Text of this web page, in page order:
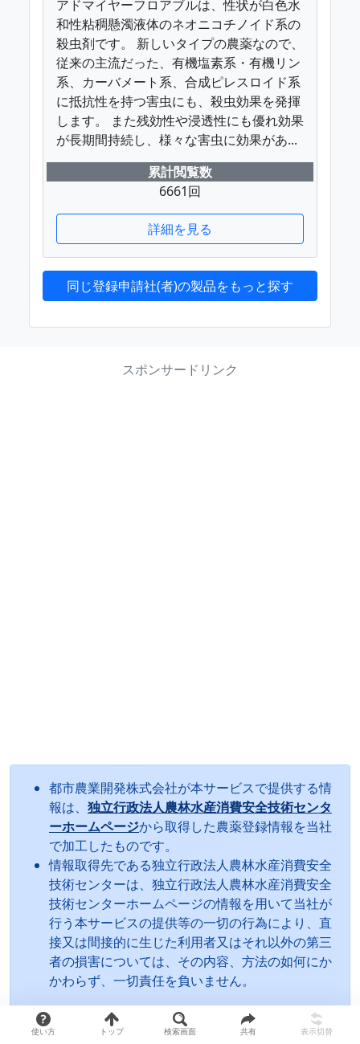
アドマイヤーフロアブルは、性状が白色水
和性粘稠懸濁液体のネオニコチノイド系の
殺虫剤です。 新しいタイプの農薬なので、
従来の主流だった、有機塩素系・有機リン
系、カーバメート系、合成ピレスロイド系
に抵抗性を持つ害虫にも、殺虫効果を発揮
します。 また残効性や浸透性にも優れ効果
が長期間持続し、様々な害虫に効果があ...
累計閲覧数
6661回
詳細を見る
同じ登録申請社(者)の製品をもっと探す
スポンサードリンク
使い方 トップ 検索画面 共有 表示切替
都市農業開発株式会社が本サービスで提供する情
報は、 独立行政法人農林水産消費安全技術センタ
ーホームページから取得した農薬登録情報を当社
で加工したものです。
情報取得先である独立行政法人農林水産消費安全
技術センターは、独立行政法人農林水産消費安全
技術センターホームページの情報を用いて当社が
行う本サービスの提供等の一切の行為により、直
接又は間接的に生じた利用者又はそれ以外の第三
者の損害については、その内容、方法の如何にか
かわらず、一切責任を負いません。